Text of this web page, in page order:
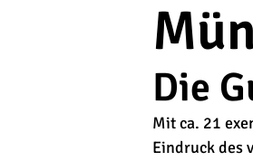
Die
Mit ca. 21
Eindruck des